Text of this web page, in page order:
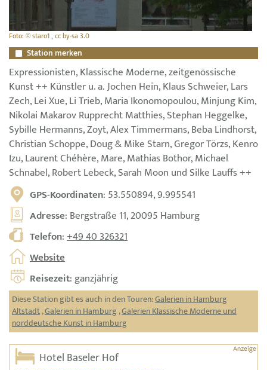
Foto: © staro1 , cc by-sa 3.0
Station merken
Expressionisten, Klassische Moderne, zeitgenössische
Kunst ++ Künstler u. a. Jochen Hein, Klaus Schweier, Lars
Zech, Lei Xue, Li Trieb, Maria Ikonomopoulou, Minjung Kim,
Nikolai Makarov Rupprecht Matthies, Stephan Heggelke,
Sybille Hermanns, Zoyt, Alex Timmermans, Beba Lindhorst,
Christian Schoppe, Doug & Mike Starn, Gregor Törzs, Kenro
Izu, Laurent Chéhère, Mare, Mathias Bothor, Michael
Schnabel, Robert Lebeck, Sarah Moon und Silke Lauffs ++
GPS-Koordinaten: 53.550894, 9.995541
Adresse: Bergstraße 11, 20095 Hamburg
Telefon:+49 40 326321
Website
Reisezeit: ganzjährig
Diese Station gibt es auch in den Touren:Galerien in Hamburg
Altstadt,Galerien in Hamburg ,Galerien Klassische Moderne und
norddeutsche Kunst in Hamburg
Hotel Baseler Hof